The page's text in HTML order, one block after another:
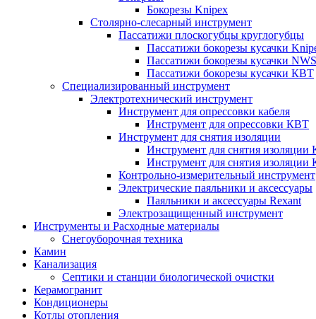
Бокорезы Knipex
Столярно-слесарный инструмент
Пассатижи плоскогубцы круглогубцы
Пассатижи бокорезы кусачки
Пассатижи бокорезы кусачки NWS
Пассатижи бокорезы кусачки КВТ
Специализированный инструмент
Электротехнический инструмент
Инструмент для опрессовки кабеля
Инструмент для опрессовки КВТ
Инструмент для снятия изоляции
Инструмент для снятия изоляции
Инструмент для снятия
Контрольно-измерительный инструмент
Электрические паяльники и аксессуары
Паяльники и аксессуары Rexant
Электрозащищенный инструмент
Инструменты и Расходные материалы
Снегоуборочная техника
Камин
Канализация
Септики и станции биологической очистки
Керамогранит
Кондиционеры
Котлы отопления